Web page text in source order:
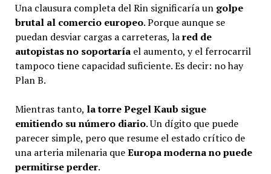
Una clausura completa del Rin significaría un golpe
brutal al comercio europeo. Porque aunque se
puedan desviar cargas a carreteras, lared de
autopistas no soportaríael aumento, y el ferrocarril
tampoco tiene capacidad suficiente. Es decir: no hay
Plan B.
Mientras tanto, la torre Pegel Kaub sigue
emitiendo su número diario. Un dígito que puede
parecer simple, pero que resume el estado crítico de
una arteria milenaria queEuropa moderna no puede
permitirse perder.